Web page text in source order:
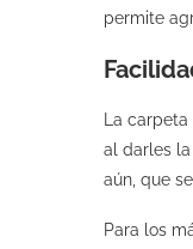
permite
La
al darles
aún, que
Para los